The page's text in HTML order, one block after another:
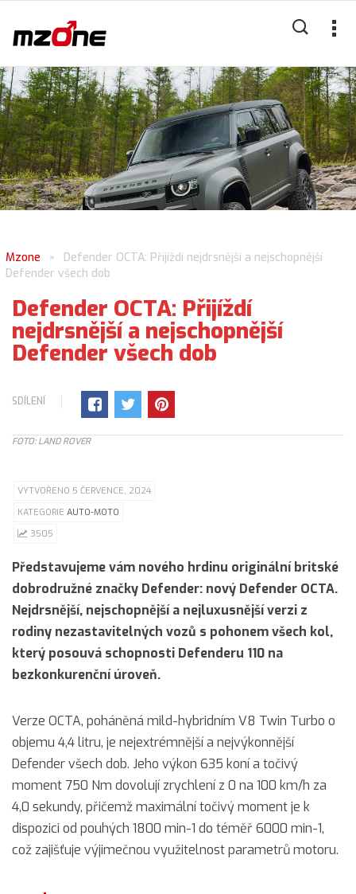
Mzone >
Defender OCTA: Přijíždí nejdrsnější a nejschopnější
Defender všech dob
Defender OCTA: Přijíždí
nejdrsnější a nejschopnější
Defender všech dob
SDÍLENÍ
FOTO: LAND ROVER
VYTVOŘENO 5 ČERVENCE, 2024
KATEGORIE AUTO-MOTO
3505
Představujeme vám nového hrdinu originální britské
dobrodružné značky Defender: nový Defender OCTA.
Nejdrsnější, nejschopnější a nejluxusnější verzi z
rodiny nezastavitelných vozů s pohonem všech kol,
který posouvá schopnosti Defenderu 110 na
bezkonkurenční úroveň.
Verze OCTA, poháněná mild-hybridním V8 Twin Turbo o
objemu 4,4 litru, je nejextrémnější a nejvýkonnější
Defender všech dob. Jeho výkon 635 koní a točivý
moment 750 Nm dovolují zrychlení z 0 na 100 km/h za
4,0 sekundy, přičemž maximální točivý moment je k
dispozici od pouhých 1800 min-1 do téměř 6000 min-1,
což zajišťuje výjimečnou využitelnost parametrů motoru.